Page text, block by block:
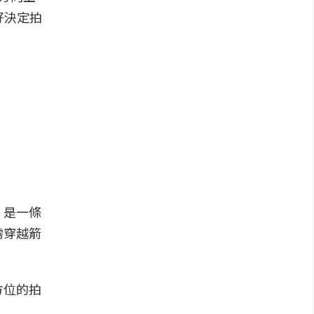
定拍
一條
越箭
的拍